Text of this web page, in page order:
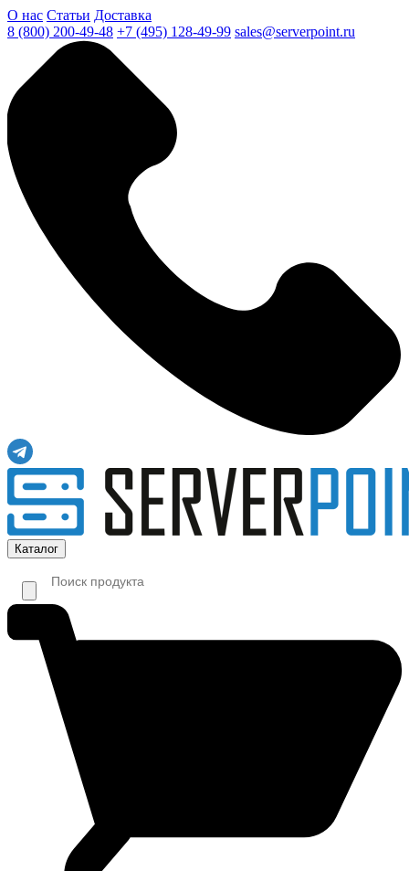
О нас Статьи Доставка
8 (800) 200-49-48 +7 (495) 128-49-99 sales@serverpoint.ru
Каталог